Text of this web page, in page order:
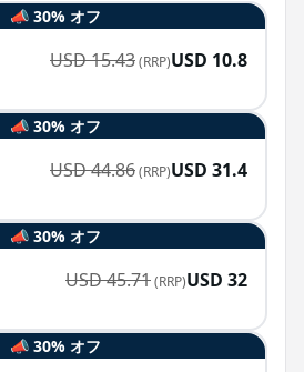
📣 30% オフ
USD15.43(RRP)USD 10.8
📣 30% オフ
USD44.86(RRP)USD 31.4
📣 30% オフ
USD45.71(RRP)USD 32
📣 30% オフ